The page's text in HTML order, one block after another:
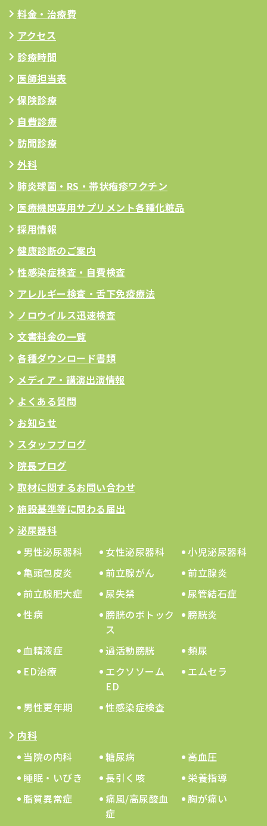
料金・治療費
アクセス
診療時間
医師担当表
保険診療
自費診療
訪問診療
外科
肺炎球菌・RS ・帯状疱疹ワクチン
医療機関専用サプリメント各種化粧品
採用情報
健康診断のご案内
性感染症検査・自費検査
アレルギー検査 ・舌下免疫療法
ノロウイルス迅速検査
文書料金の一覧
各種ダウンロード書類
メディア・講演出演情報
よくある質問
お知らせ
スタッフブログ
院長ブログ
取材に関するお問い合わせ
施設基準等に関わる届出
泌尿器科
男性泌尿器科
女性泌尿器科
小児泌尿器科
亀頭包皮炎
前立腺がん
前立腺炎
前立腺肥大症
尿失禁
尿管結石症
性病
膀胱のボトック
ス
膀胱炎
血精液症 過活動膀胱
頻尿
ED治療
エクソソーム
ED
エムセラ
男性更年期
性感染症検査
内科
当院の内科
糖尿病
高血圧
睡眠・いびき
長引く咳
栄養指導
脂質異常症
痛風/高尿酸血
症
胸が痛い